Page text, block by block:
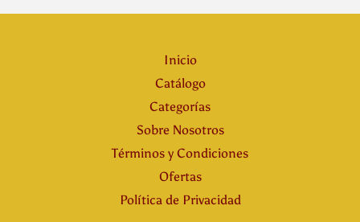
Inicio
Catálogo
Categorías
Sobre Nosotros
Términos y Condiciones
Ofertas
Política de Privacidad